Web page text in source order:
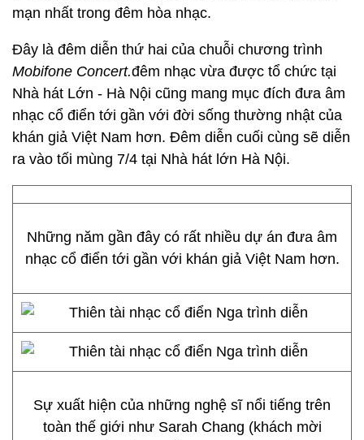
mạn nhất trong đêm hòa nhạc.
Đây là đêm diễn thứ hai của chuỗi chương trình
Mobifone Concert.đêm nhạc vừa được tổ chức tại
Nhà hát Lớn - Hà Nội cũng mang mục đích đưa âm
nhạc cổ điển tới gần với đời sống thường nhật của
khán giả Việt Nam hơn. Đêm diễn cuối cùng sẽ diễn
ra vào tối mùng 7/4 tại Nhà hát lớn Hà Nội.
Những năm gần đây có rất nhiều dự án đưa âm
nhạc cổ điển tới gần với khán giả Việt Nam hơn.
Sự xuất hiện của những nghệ sĩ nổi tiếng trên
toàn thế giới như Sarah Chang (khách mời